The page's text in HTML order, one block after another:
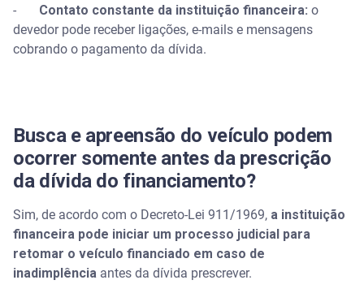
- Contato constante da instituição financeira: o
devedor pode receber ligações, e-mails e mensagens
cobrando o pagamento da dívida.
Busca e apreensão do veículo podem
ocorrer somente antes da prescrição
da dívida do financiamento?
Sim, de acordo com o Decreto-Lei 911/1969, a instituição
financeira pode iniciar um processo judicial para
retomar o veículo financiado em caso de
inadimplência antes da dívida prescrever.